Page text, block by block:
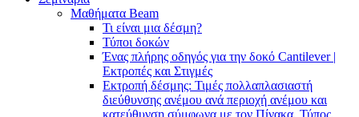
Μαθήματα Beam
Τι είναι μια δέσμη?
Τύποι δοκών
Ένας πλήρης οδηγός για την δοκό Cantilever |
Εκτροπές και Στιγμές
Εκτροπή δέσμης: Τιμές πολλαπλασιαστή
διεύθυνσης ανέμου ανά περιοχή ανέμου και